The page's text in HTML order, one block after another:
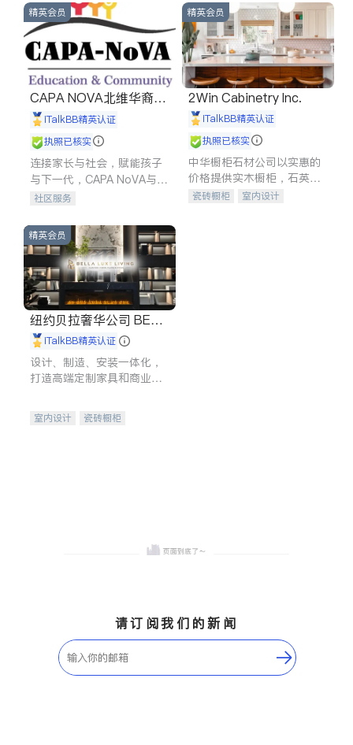
信托/遗嘱
商业
索赔
律师-其它 保释
精英会员
CAPA NOVA北维华裔家
长会iTalkBB精英认证
执照已核实
连接家长与社会，赋能孩子
与下一代，CAPA NoVA与您
携手建设包容、公平、充满
社区服务
精英会员
2Win Cabinetry Inc.
iTalkBB精英认证
执照已核实
中华橱柜石材公司以实惠的
价格提供实木橱柜，石英石
台面，多种优质不锈钢水
瓷砖橱柜
室内设计
精英会员
纽约贝拉奢华公司 BELL
A LUXE
iTalkBB精英认证
设计、制造、安装一体化，
打造高端定制家具和商业空
室内设计
瓷砖橱柜
请订阅我们的新闻